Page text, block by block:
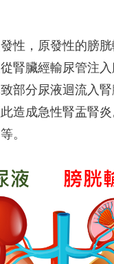
性，原發性的膀
腎臟經輸尿管注
部分尿液迴流入
造成急性腎盂腎
。